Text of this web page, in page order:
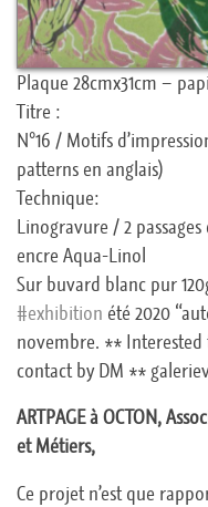
Plaque 28cmx31cm –
Titre :
N°16 / Motifs
patterns en anglais)
Technique:
Linogravure / 2
encre Aqua-Linol
Sur buvard blanc pur
#exhibition été 2020
novembre. ** Interested
contact by DM **
ARTPAGE à OCTON,
et Métiers,
Ce projet n’est que